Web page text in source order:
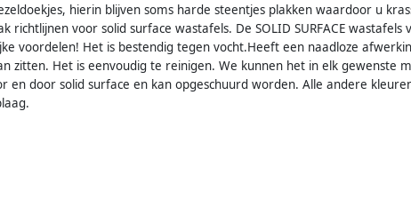
hierin blijven soms harde steentjes plakken waardoor u
richtlijnen voor solid surface wastafels. De SOLID SURFACE wastafels
voordelen! Het is bestendig tegen vocht.Heeft een naadloze
zitten. Het is eenvoudig te reinigen. We kunnen het in elk gewenste
en door solid surface en kan opgeschuurd worden. Alle andere